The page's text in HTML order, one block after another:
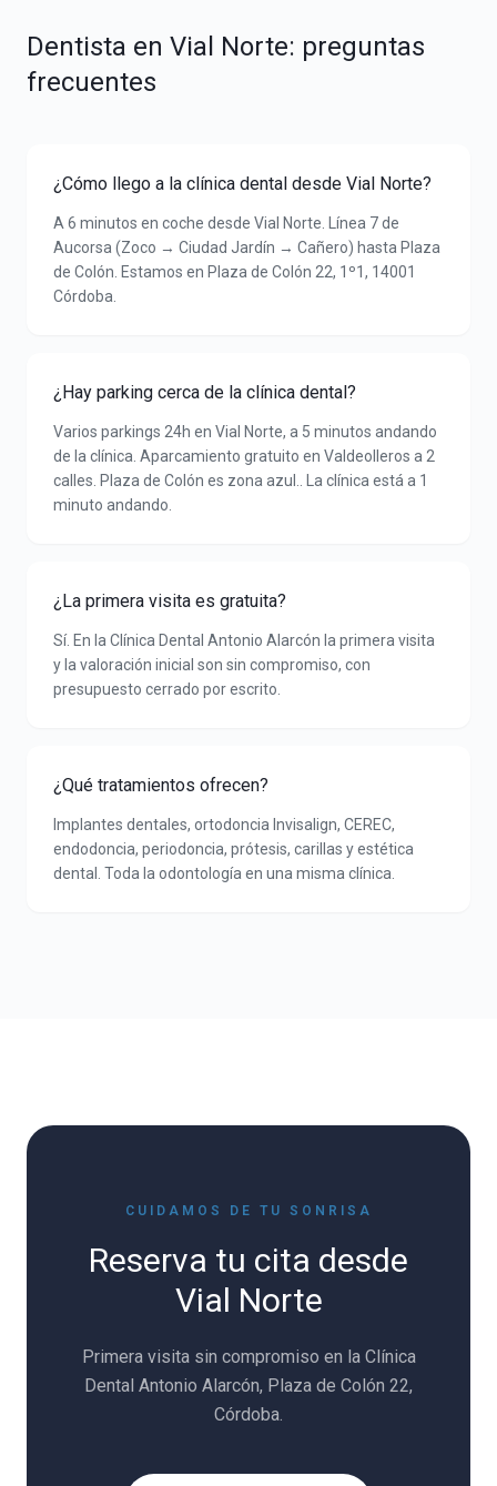
Dentista en Vial Norte: preguntas
frecuentes
¿Cómo llego a la clínica dental desde Vial Norte?
A 6 minutos en coche desde Vial Norte. Línea 7 de
Aucorsa (Zoco → Ciudad Jardín → Cañero) hasta Plaza
de Colón. Estamos en Plaza de Colón 22, 1º1, 14001
Córdoba.
¿Hay parking cerca de la clínica dental?
Varios parkings 24h en Vial Norte, a 5 minutos andando
de la clínica. Aparcamiento gratuito en Valdeolleros a 2
calles. Plaza de Colón es zona azul.. La clínica está a 1
minuto andando.
¿La primera visita es gratuita?
Sí. En la Clínica Dental Antonio Alarcón la primera visita
y la valoración inicial son sin compromiso, con
presupuesto cerrado por escrito.
¿Qué tratamientos ofrecen?
Implantes dentales, ortodoncia Invisalign, CEREC,
endodoncia, periodoncia, prótesis, carillas y estética
dental. Toda la odontología en una misma clínica.
CUIDAMOS DE TU SONRISA
Reserva tu cita desde
Vial Norte
Primera visita sin compromiso en la Clínica
Dental Antonio Alarcón, Plaza de Colón 22,
Córdoba.